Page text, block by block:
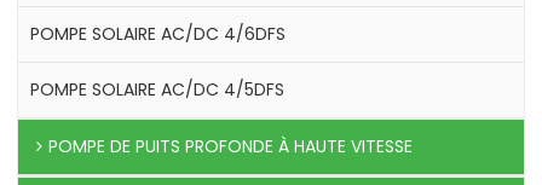
POMPE SOLAIRE AC/DC 4/6DFS
POMPE SOLAIRE AC/DC 4/5DFS
POMPE DE PUITS PROFONDE À HAUTE VITESSE